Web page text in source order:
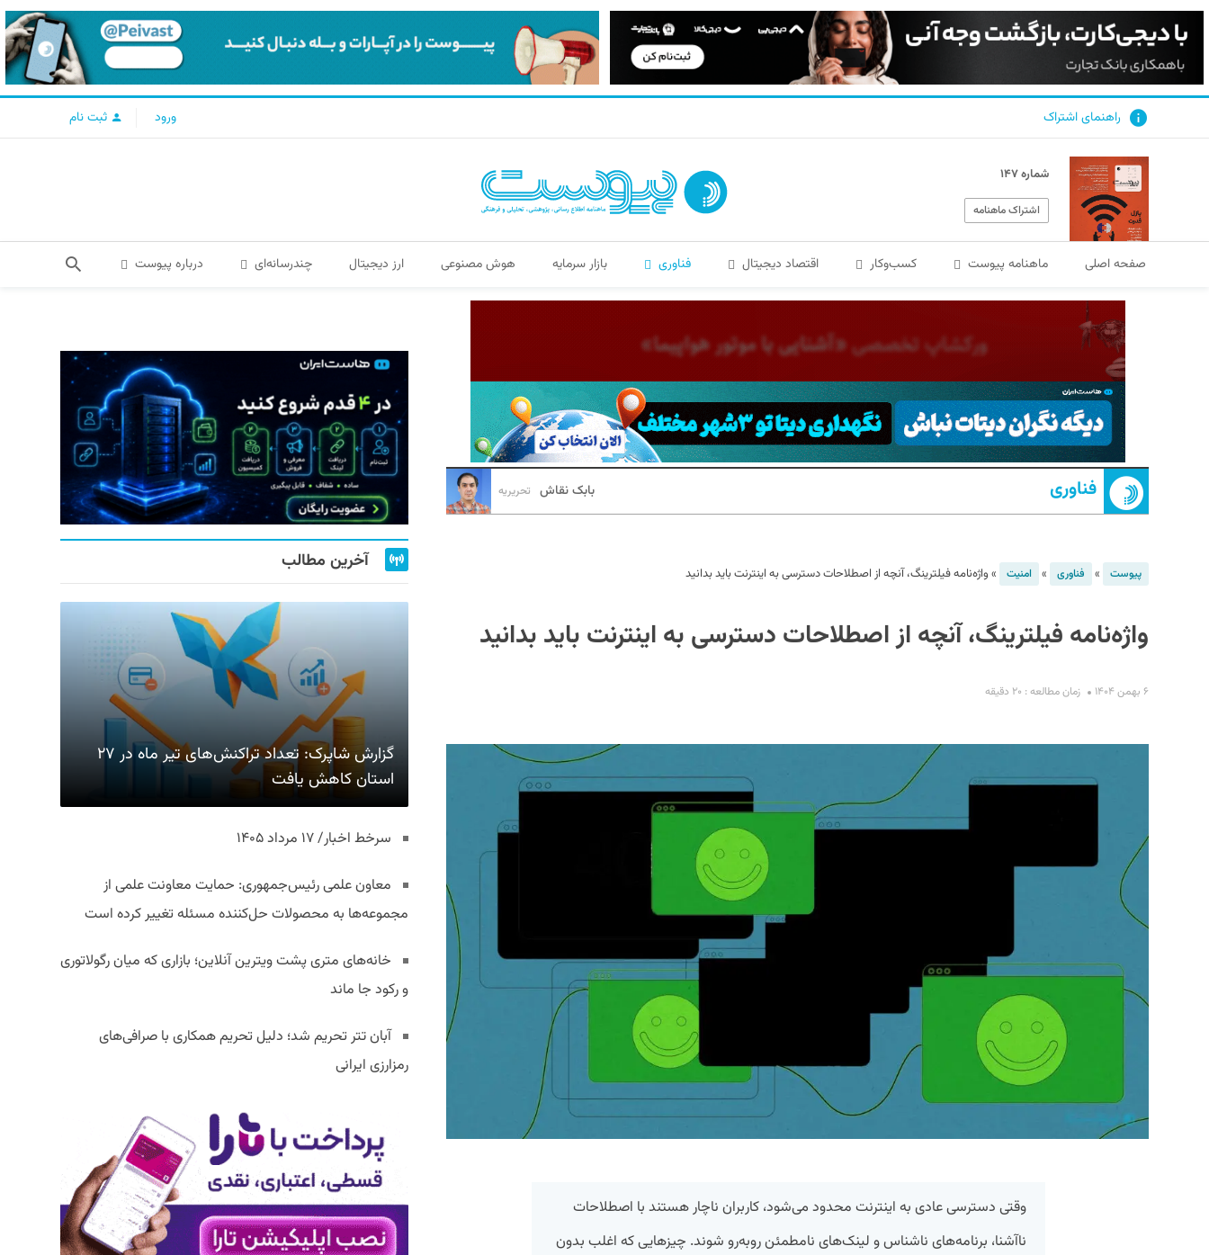
راهنمای اشتراک ورود ثبت نام
شماره ۱۴۷
اشتراک ماهنامه
صفحه اصلی ماهنامه پیوست کسب‌و‌کار اقتصاد دیجیتال فناوری بازار سرمایه هوش مصنوعی ارز دیجیتال چندرسانه‌ای درباره پیوست
فناوری بابک نقاش تحریریه
پیوست » فناوری » امنیت » واژه‌نامه فیلترینگ، آنچه از اصطلاحات دسترسی به اینترنت باید بدانید
واژه‌نامه فیلترینگ، آنچه از اصطلاحات دسترسی به اینترنت باید بدانید
۶ بهمن ۱۴۰۴ زمان مطالعه : ۲۰ دقیقه
وقتی دسترسی عادی به اینترنت محدود می‌شود، کاربران ناچار هستند با اصطلاحات
ناآشنا، برنامه‌های ناشناس و لینک‌های نامطمئن روبه‌رو شوند. چیزهایی که اغلب بدون
آخرین مطالب
گزارش شاپرک: تعداد تراکنش‌های تیر ماه در ۲۷
استان‌ کاهش یافت
سرخط اخبار/ ۱۷ مرداد ۱۴۰۵
معاون علمی رئیس‌جمهوری: حمایت معاونت علمی از
مجموعه‌ها به محصولات حل‌کننده مسئله تغییر کرده است
خانه‌های متری پشت ویترین آنلاین؛ بازاری که میان رگولاتوری
و رکود جا ماند
آبان تتر تحریم شد؛ دلیل تحریم همکاری با صرافی‌های
رمزارزی ایرانی